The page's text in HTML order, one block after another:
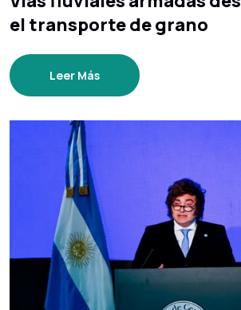
el transporte de grano
Leer Más